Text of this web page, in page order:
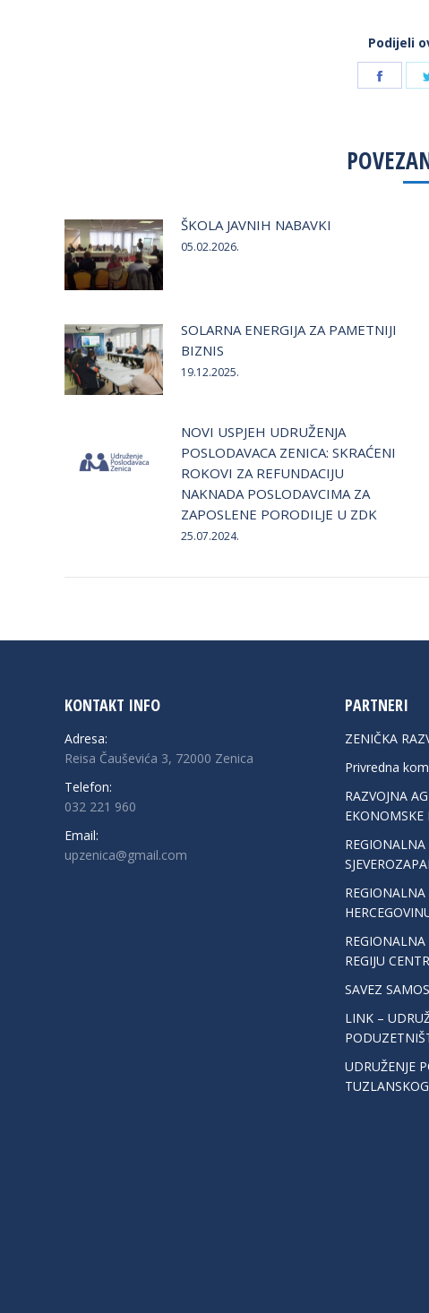
Podijeli
Share
ŠKOLA JAVNIH NABAVKI
05.02.2026.
SOLARNA ENERGIJA ZA PAMETNIJI
BIZNIS
19.12.2025.
NOVI USPJEH UDRUŽENJA
POSLODAVACA ZENICA: SKRAĆENI
ROKOVI ZA REFUNDACIJU
NAKNADA POSLODAVCIMA ZA
ZAPOSLENE PORODILJE U ZDK
25.07.2024.
KONTAKT INFO
Adresa:
Reisa Čauševića 3, 72000 Zenica
Telefon:
032 221 960
Email:
upzenica@gmail.com
PARTNERI
ZENIČKA
Privredna
RAZVOJNA
EKONOMSKE
REGIONALNA
REGIONALNA
REGIONALNA
REGIJU
SAVEZ
LINK –
UDRUŽENJE